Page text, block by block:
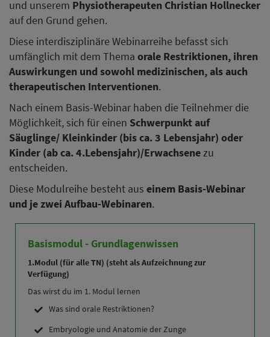
und unserem Physiotherapeuten Christian Hollnecker
auf den Grund gehen.
Diese interdisziplinäre Webinarreihe befasst sich
umfänglich mit dem Thema orale Restriktionen, ihren
Auswirkungen und sowohl medizinischen, als auch
therapeutischen Interventionen.
Nach einem Basis-Webinar haben die Teilnehmer die
Möglichkeit, sich für einen Schwerpunkt auf
Säuglinge/ Kleinkinder (bis ca. 3 Lebensjahr) oder
Kinder (ab ca. 4.Lebensjahr)/Erwachsenezu
entscheiden.
Diese Modulreihe besteht aus einem Basis-Webinar
und je zwei Aufbau-Webinaren.
Basismodul - Grundlagenwissen
1.Modul (für alle TN) (steht als Aufzeichnung zur
Verfügung)
Das wirst du im 1. Modul lernen
Was sind orale Restriktionen?
Embryologie und Anatomie der Zunge